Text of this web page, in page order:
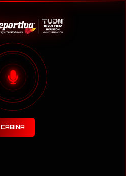
CABINA